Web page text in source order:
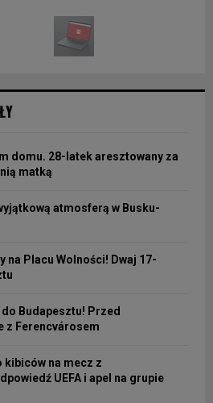
domu. 28-latek aresztowany za
matką
atmosferą w Busku-
na Placu Wolności! Dwaj 17-
Budapesztu! Przed
Ferencvárosem
kibiców na mecz z
UEFA i apel na grupie